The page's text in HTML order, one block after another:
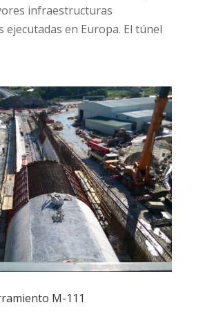
infraestructuras
en Europa. El túnel
M-111